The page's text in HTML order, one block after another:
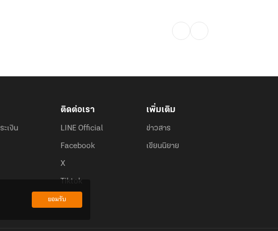
ะเงิน
ติดต่อเรา
LINE Official
Facebook
X
Tiktok
เพิ่มเติม
ข่าวสาร
เขียนนิยาย
ยอมรับ